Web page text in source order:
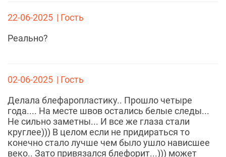
22-06-2025 | Гость
Реально?
02-06-2025 | Гость
Делала блефаропластику.. Прошло четыре
года.... На месте швов остались белые следы...
Не сильно заметны... И все же глаза стали
круглее))) В целом если не придираться то
конечно стало лучше чем было ушло нависшее
веко.. Зато привязался блефорит...))) может